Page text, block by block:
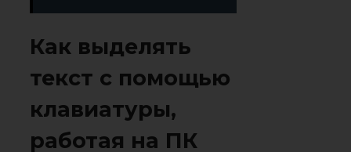
Как выделять
текст с помощью
клавиатуры,
работая на ПК